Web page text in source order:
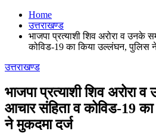
Home
उत्तराखण्ड
भाजपा प्रत्याशी शिव अरोरा व उनके
कोविड-19 का किया उल्लंघन, पुलिस
उत्तराखण्ड
भाजपा प्रत्याशी शिव अरोरा
आचार संहिता व कोविड-19
ने मुकदमा दर्ज